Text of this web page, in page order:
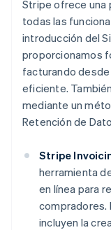
Stripe ofrece una
todas las
introducción del
proporcionamos
facturando desde
eficiente.
mediante un
Retención de
Stripe
herramienta
en línea para
compradores.
incluyen la